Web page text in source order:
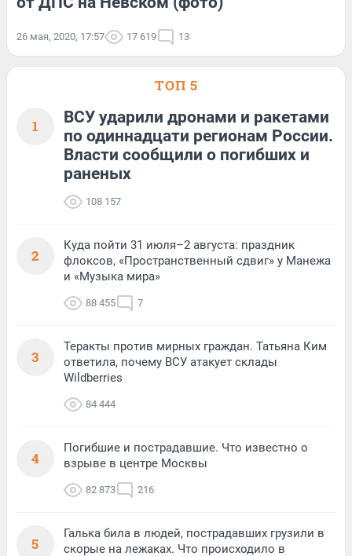
26 мая, 2020, 17:57 17 619 13
ТОП 5
1
ВСУ ударили дронами и ракетами
по одиннадцати регионам России.
Власти сообщили о погибших и
раненых
108 157
2
Куда пойти 31 июля–2 августа: праздник
флоксов, «Пространственный сдвиг» у Манежа
и «Музыка мира»
88 455 7
3
Теракты против мирных граждан. Татьяна Ким
ответила, почему ВСУ атакует склады
Wildberries
84 444
4
Погибшие и пострадавшие. Что известно о
взрыве в центре Москвы
82 873 216
5
Галька била в людей, пострадавших грузили в
скорые на лежаках. Что происходило в